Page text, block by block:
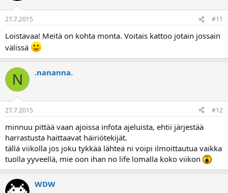
27.7.2015 #11
Loistavaa! Meitä on kohta monta. Voitais kattoo jotain jossain
välissä
N .nananna.
27.7.2015 #12
minnuu pittää vaan ajoissa infota ajeluista, ehtii järjestää
harrastusta haittaavat häiriötekijät.
tällä viikolla jos joku tykkää lähteä ni voipi ilmoittautua vaikka
tuolla yyveellä, mie oon ihan no life lomalla koko viikon
WDW